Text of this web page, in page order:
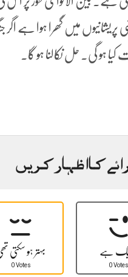
میں گھرا ہوا ہے
کیا ہو گی۔ حل نکالنا ہو گا۔
کا اظہار کریں
بہتر ہو سکتی
0 Votes
ہے
0 Votes